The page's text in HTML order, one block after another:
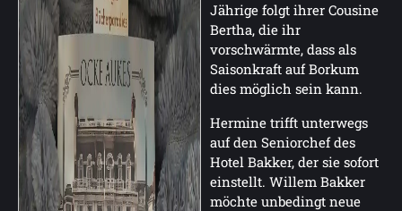
Jährige folgt ihrer Cousine
Bertha, die ihr
vorschwärmte, dass als
Saisonkraft auf Borkum
dies möglich sein kann.
Hermine trifft unterwegs
auf den Seniorchef des
Hotel Bakker, der sie sofort
einstellt. Willem Bakker
möchte unbedingt neue